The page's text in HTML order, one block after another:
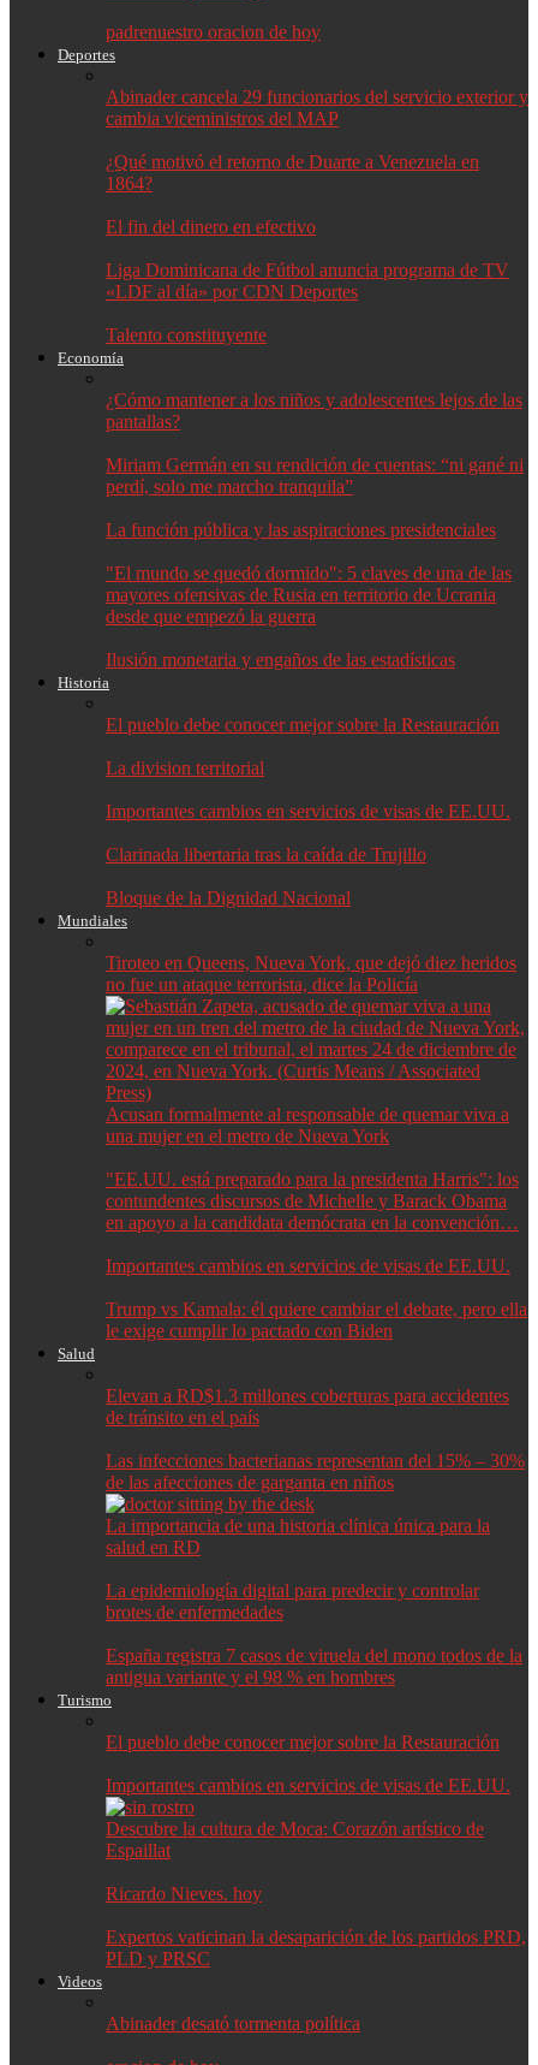
padrenuestro oracion de hoy
Deportes
Abinader cancela 29 funcionarios del servicio exterior y
cambia viceministros del MAP
¿Qué motivó el retorno de Duarte a Venezuela en
1864?
El fin del dinero en efectivo
Liga Dominicana de Fútbol anuncia programa de TV
«LDF al día» por CDN Deportes
Talento constituyente
Economía
¿Cómo mantener a los niños y adolescentes lejos de las
pantallas?
Miriam Germán en su rendición de cuentas: “ni gané ni
perdí, solo me marcho tranquila”
La función pública y las aspiraciones presidenciales
"El mundo se quedó dormido": 5 claves de una de las
mayores ofensivas de Rusia en territorio de Ucrania
desde que empezó la guerra
Ilusión monetaria y engaños de las estadísticas
Historia
El pueblo debe conocer mejor sobre la Restauración
La division territorial
Importantes cambios en servicios de visas de EE.UU.
Clarinada libertaria tras la caída de Trujillo
Bloque de la Dignidad Nacional
Mundiales
Tiroteo en Queens, Nueva York, que dejó diez heridos
no fue un ataque terrorista, dice la Policía
Acusan formalmente al responsable de quemar viva a
una mujer en el metro de Nueva York
"EE.UU. está preparado para la presidenta Harris": los
contundentes discursos de Michelle y Barack Obama
en apoyo a la candidata demócrata en la convención…
Importantes cambios en servicios de visas de EE.UU.
Trump vs Kamala: él quiere cambiar el debate, pero ella
le exige cumplir lo pactado con Biden
Salud
Elevan a RD$1.3 millones coberturas para accidentes
de tránsito en el país
Las infecciones bacterianas representan del 15% – 30%
de las afecciones de garganta en niños
La importancia de una historia clínica única para la
salud en RD
La epidemiología digital para predecir y controlar
brotes de enfermedades
España registra 7 casos de viruela del mono todos de la
antigua variante y el 98 % en hombres
Turismo
El pueblo debe conocer mejor sobre la Restauración
Importantes cambios en servicios de visas de EE.UU.
Descubre la cultura de Moca: Corazón artístico de
Espaillat
Ricardo Nieves. hoy
Expertos vaticinan la desaparición de los partidos PRD,
PLD y PRSC
Videos
Abinader desató tormenta política